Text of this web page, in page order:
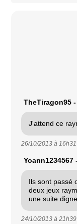
TheTiragon95 -
J'attend ce
26/10/2013 à 16h31
Yoann1234567
Ils sont passé
deux jeux
une suite
24/10/2013 à 21h39